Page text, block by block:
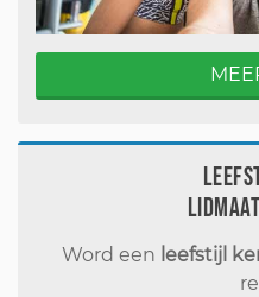
Word een leefstijl